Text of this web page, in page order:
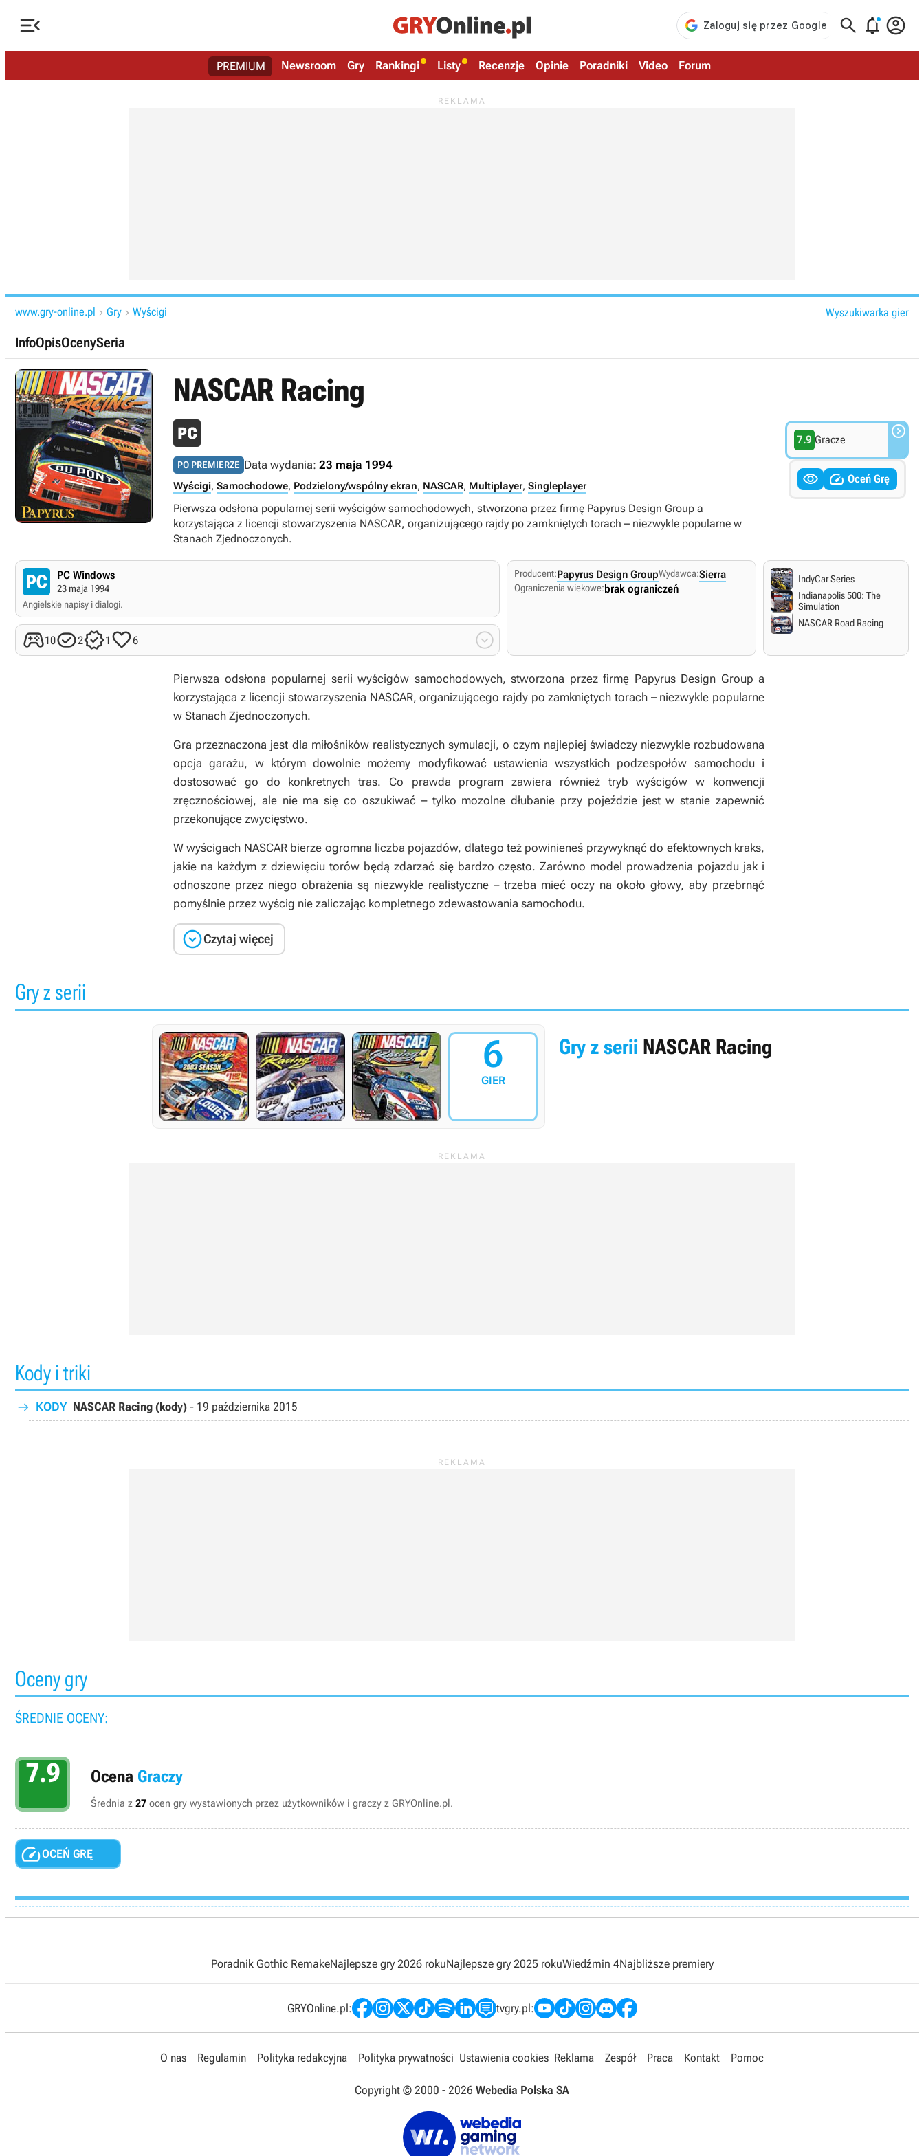
   
PREMIUM Newsroom Gry Rankingi Listy Recenzje Opinie Poradniki Video Forum
www.gry-online.pl  Gry  Wyścigi Wyszukiwarka gier
InfoOpisOcenySeria
NASCAR Racing
PO PREMIERZE Data wydania: 23 maja 1994
Wyścigi, Samochodowe, Podzielony/wspólny ekran, NASCAR, Multiplayer, Singleplayer
Pierwsza odsłona popularnej serii wyścigów samochodowych, stworzona przez firmę Papyrus Design Group a
korzystająca z licencji stowarzyszenia NASCAR, organizującego rajdy po zamkniętych torach – niezwykle popularne w
Stanach Zjednoczonych.
7.9 Gracze 
  Oceń Grę
PC Windows
23 maja 1994
Angielskie napisy i dialogi.
1021 6 
Producent:Papyrus Design GroupWydawca:Sierra
Ograniczenia wiekowe:brak ograniczeń
IndyCar Series
Indianapolis 500: The
Simulation
NASCAR Road Racing
Pierwsza odsłona popularnej serii wyścigów samochodowych, stworzona przez firmę Papyrus Design Group a
korzystająca z licencji stowarzyszenia NASCAR, organizującego rajdy po zamkniętych torach – niezwykle popularne
w Stanach Zjednoczonych.
Gra przeznaczona jest dla miłośników realistycznych symulacji, o czym najlepiej świadczy niezwykle rozbudowana
opcja garażu, w którym dowolnie możemy modyfikować ustawienia wszystkich podzespołów samochodu i
dostosować go do konkretnych tras. Co prawda program zawiera również tryb wyścigów w konwencji
zręcznościowej, ale nie ma się co oszukiwać – tylko mozolne dłubanie przy pojeździe jest w stanie zapewnić
przekonujące zwycięstwo.
W wyścigach NASCAR bierze ogromna liczba pojazdów, dlatego też powinieneś przywyknąć do efektownych kraks,
jakie na każdym z dziewięciu torów będą zdarzać się bardzo często. Zarówno model prowadzenia pojazdu jak i
odnoszone przez niego obrażenia są niezwykle realistyczne – trzeba mieć oczy na około głowy, aby przebrnąć
pomyślnie przez wyścig nie zaliczając kompletnego zdewastowania samochodu.
Czytaj więcej
Gry z serii
6
GIER
Gry z serii NASCAR Racing
Kody i triki
KODY NASCAR Racing (kody) - 19 października 2015
Oceny gry
ŚREDNIE OCENY:
7.9 Ocena Graczy
Średnia z 27 ocen gry wystawionych przez użytkowników i graczy z GRYOnline.pl.
OCEŃ GRĘ
Poradnik Gothic RemakeNajlepsze gry 2026 rokuNajlepsze gry 2025 rokuWiedźmin 4Najbliższe premiery
GRYOnline.pl: tvgry.pl:
O nas Regulamin Polityka redakcyjna Polityka prywatności Ustawienia cookies Reklama Zespół Praca Kontakt Pomoc
Copyright © 2000 - 2026 Webedia Polska SA